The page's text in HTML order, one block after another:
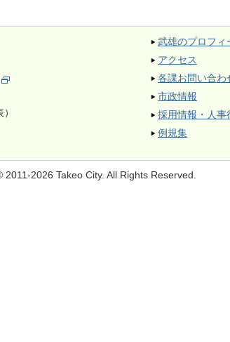
武雄のプロフィ
アクセス
各課お問い合わ
市政情報
採用情報・人事
例規集
2011-2026 Takeo City. All Rights Reserved.